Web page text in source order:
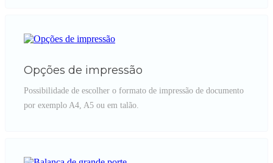
Opções de impressão
Possibilidade de escolher o formato de impressão de documento
por exemplo A4, A5 ou em talão.